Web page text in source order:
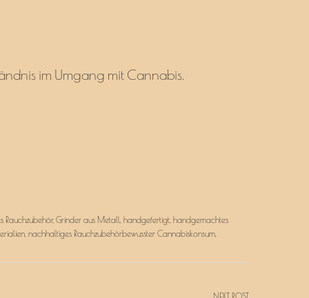
im Umgang mit Cannabis.
Rauchzubehör, Grinder aus Metall, handgefertigt, handgemachtes
, nachhaltiges Rauchzubehörbewusster Cannabiskonsum,